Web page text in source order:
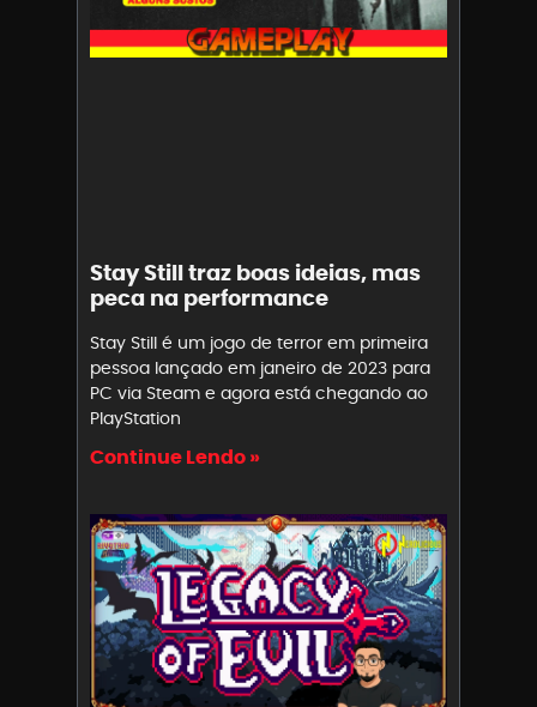
Stay Still traz boas ideias, mas
peca na performance
Stay Still é um jogo de terror em primeira
pessoa lançado em janeiro de 2023 para
PC via Steam e agora está chegando ao
PlayStation
Continue Lendo »